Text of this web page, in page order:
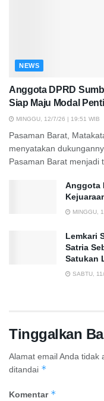
NEWS
Anggota DPRD
Siap Maju Modal
MINGGU, 12/7/26 | 19:51 WIB
Pasaman Barat,
menyatakan
Pasaman Barat menjadi
Anggota
MINGGU,
Lemkari
Satria
Satukan
SABTU,
Tinggalkan
Alamat email Anda tidak
ditandai *
Komentar *